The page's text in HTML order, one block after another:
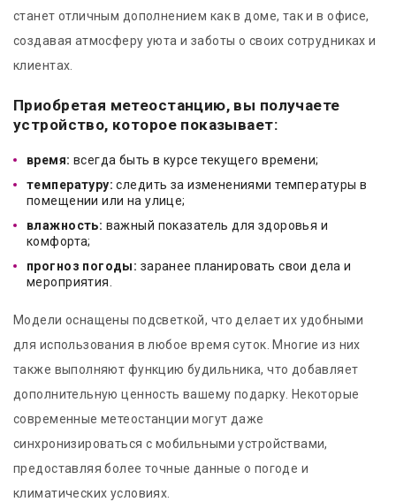
станет отличным дополнением как в доме, так и в офисе,
создавая атмосферу уюта и заботы о своих сотрудниках и
клиентах.
Приобретая метеостанцию, вы получаете
устройство, которое показывает:
время: всегда быть в курсе текущего времени;
температуру: следить за изменениями температуры в
помещении или на улице;
влажность: важный показатель для здоровья и
комфорта;
прогноз погоды: заранее планировать свои дела и
мероприятия.
Модели оснащены подсветкой, что делает их удобными
для использования в любое время суток. Многие из них
также выполняют функцию будильника, что добавляет
дополнительную ценность вашему подарку. Некоторые
современные метеостанции могут даже
синхронизироваться с мобильными устройствами,
предоставляя более точные данные о погоде и
климатических условиях.